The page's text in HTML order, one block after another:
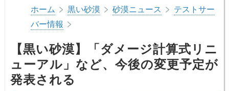
ホーム > 黒い砂漠 > 砂漠ニュース > テストサー
バー情報 >
【黒い砂漠】「ダメージ計算式リニ
ューアル」など、今後の変更予定が
発表される